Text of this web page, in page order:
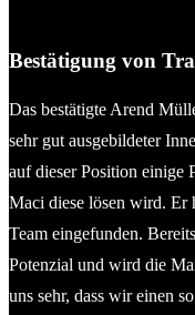
Bestätigung von
Das bestätigte Arend
sehr gut ausgebildeter
auf dieser Position einige
Maci diese lösen wird. Er
Team eingefunden.
Potenzial und wird die
uns sehr, dass wir einen